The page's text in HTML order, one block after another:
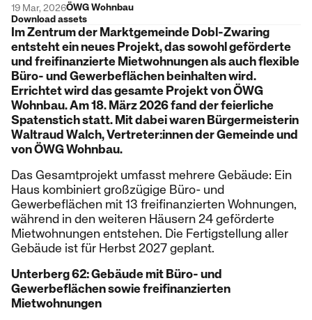
19 Mar, 2026ÖWG Wohnbau
Download assets
Im Zentrum der Marktgemeinde Dobl-Zwaring
entsteht ein neues Projekt, das sowohl geförderte
und freifinanzierte Mietwohnungen als auch flexible
Büro- und Gewerbeflächen beinhalten wird.
Errichtet wird das gesamte Projekt von ÖWG
Wohnbau. Am 18. März 2026 fand der feierliche
Spatenstich statt. Mit dabei waren Bürgermeisterin
Waltraud Walch, Vertreter:innen der Gemeinde und
von ÖWG Wohnbau.
Das Gesamtprojekt umfasst mehrere Gebäude: Ein
Haus kombiniert großzügige Büro- und
Gewerbeflächen mit 13 freifinanzierten Wohnungen,
während in den weiteren Häusern 24 geförderte
Mietwohnungen entstehen. Die Fertigstellung aller
Gebäude ist für Herbst 2027 geplant.
Unterberg 62: Gebäude mit Büro- und
Gewerbeflächen sowie freifinanzierten
Mietwohnungen